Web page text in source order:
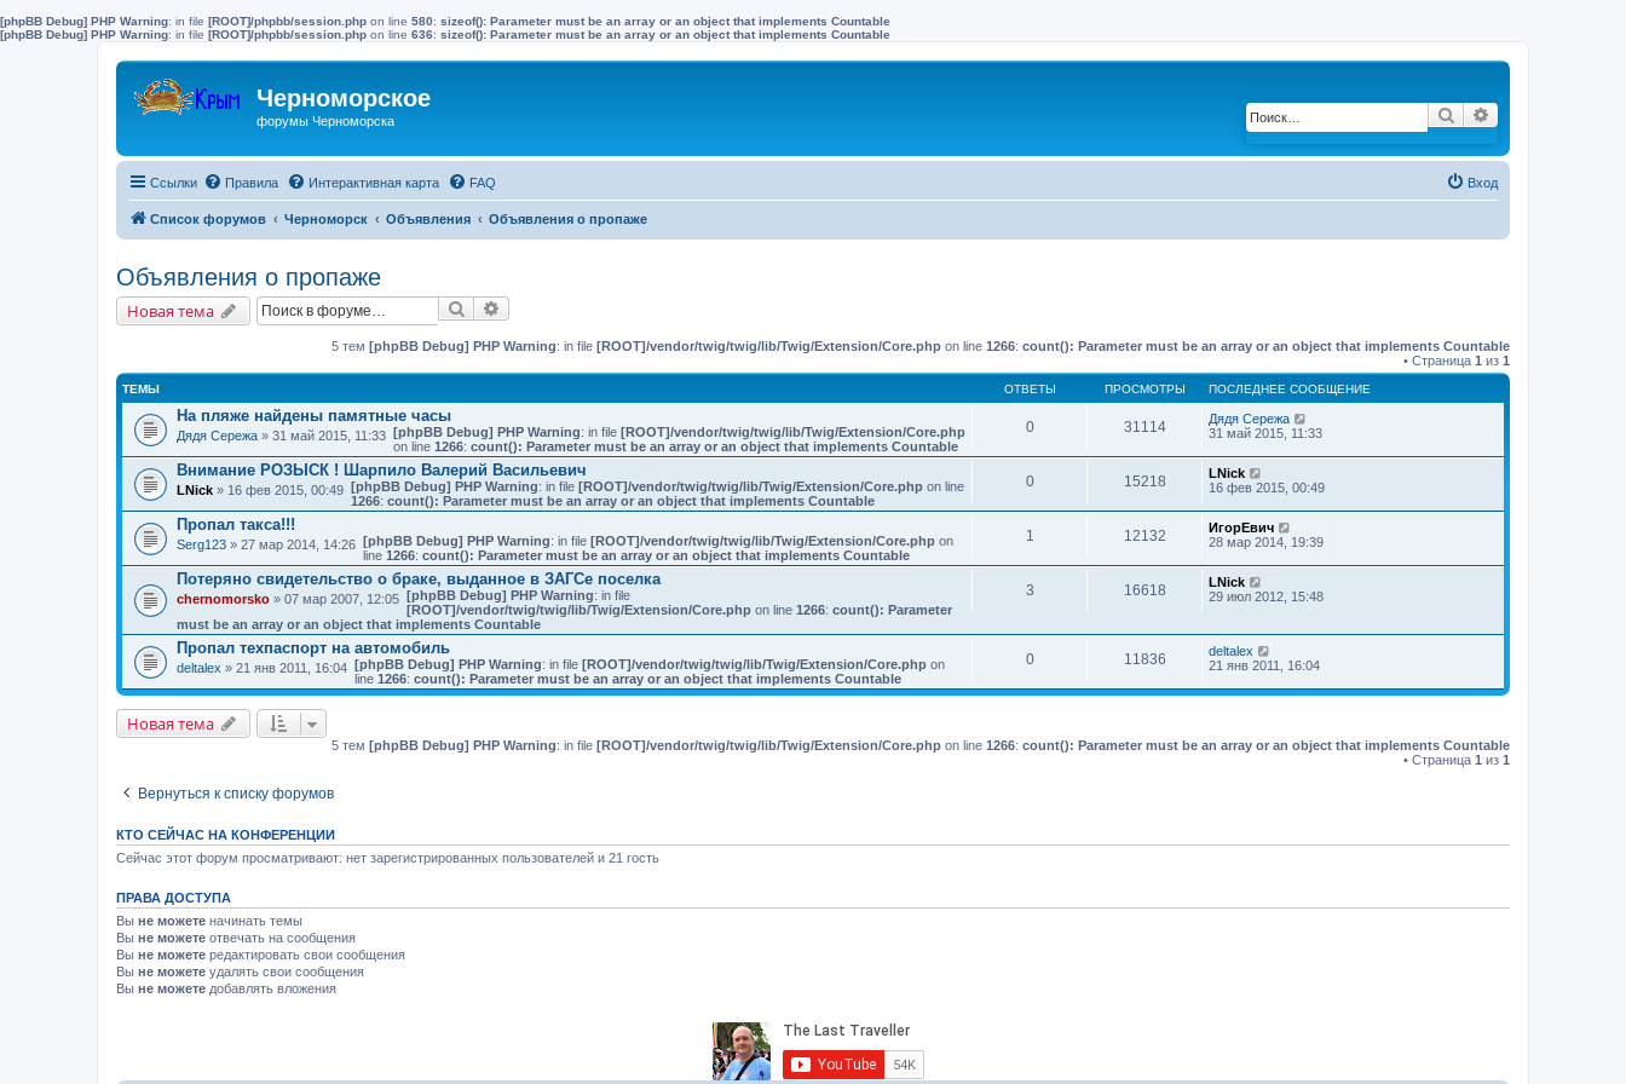
[phpBB Debug] PHP Warning: in file [ROOT]/phpbb/session.php on line 580: sizeof(): Parameter must be an array or an object that implements Countable
[phpBB Debug] PHP Warning: in file [ROOT]/phpbb/session.php on line 636: sizeof(): Parameter must be an array or an object that implements Countable
Черноморское
форумы Черноморска Поиск
Ссылки Правила Интерактивная карта FAQ Вход
Список форумов Черноморск Объявления Объявления о пропаже
Объявления о пропаже
Новая тема Поиск
5 тем [phpBB Debug] PHP Warning: in file [ROOT]/vendor/twig/twig/lib/Twig/Extension/Core.php on line 1266: count(): Parameter must be an array or an object that implements Countable
• Страница 1 из 1
ТЕМЫ ОТВЕТЫ ПРОСМОТРЫ ПОСЛЕДНЕЕ СООБЩЕНИЕ
На пляже найдены памятные часы
Дядя Сережа » 31 май 2015, 11:33 [phpBB Debug] PHP Warning: in file [ROOT]/vendor/twig/twig/lib/Twig/Extension/Core.php
on line 1266: count(): Parameter must be an array or an object that implements Countable
0 31114
Дядя Сережа
31 май 2015, 11:33
Внимание РОЗЫСК ! Шарпило Валерий Васильевич
LNick » 16 фев 2015, 00:49 [phpBB Debug] PHP Warning: in file [ROOT]/vendor/twig/twig/lib/Twig/Extension/Core.phpon line
1266: count(): Parameter must be an array or an object that implements Countable
0 15218
LNick
16 фев 2015, 00:49
Пропал такса!!!
Serg123 » 27 мар 2014, 14:26 [phpBB Debug] PHP Warning: in file [ROOT]/vendor/twig/twig/lib/Twig/Extension/Core.phpon
line 1266: count(): Parameter must be an array or an object that implements Countable
1 12132
ИгорЕвич
28 мар 2014, 19:39
Потеряно свидетельство о браке, выданное в ЗАГСе поселка
chernomorsko » 07 мар 2007, 12:05 [phpBB Debug] PHP Warning: in file
[ROOT]/vendor/twig/twig/lib/Twig/Extension/Core.phpon line 1266: count(): Parameter
must be an array or an object that implements Countable
3 16618
LNick
29 июл 2012, 15:48
Пропал техпаспорт на автомобиль
deltalex » 21 янв 2011, 16:04 [phpBB Debug] PHP Warning: in file [ROOT]/vendor/twig/twig/lib/Twig/Extension/Core.phpon
line 1266: count(): Parameter must be an array or an object that implements Countable
0 11836
deltalex
21 янв 2011, 16:04
Новая тема
5 тем [phpBB Debug] PHP Warning: in file [ROOT]/vendor/twig/twig/lib/Twig/Extension/Core.php on line 1266: count(): Parameter must be an array or an object that implements Countable
• Страница 1 из 1
Вернуться к списку форумов
КТО СЕЙЧАС НА КОНФЕРЕНЦИИ
Сейчас этот форум просматривают: нет зарегистрированных пользователей и 21 гость
ПРАВА ДОСТУПА
Вы не можете начинать темы
Вы не можете отвечать на сообщения
Вы не можете редактировать свои сообщения
Вы не можете удалять свои сообщения
Вы не можете добавлять вложения